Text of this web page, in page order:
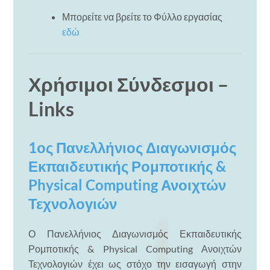
Μπορείτε να βρείτε το Φύλλο εργασίας
εδώ
Χρήσιμοι Σύνδεσμοι –
Links
1ος Πανελλήνιος Διαγωνισμός
Εκπαιδευτικής Ρομποτικής &
Physical Computing Ανοιχτών
Τεχνολογιών
Ο Πανελλήνιος Διαγωνισμός Εκπαιδευτικής
Ρομποτικής & Physical Computing Ανοιχτών
Τεχνολογιών έχει ως στόχο την εισαγωγή στην